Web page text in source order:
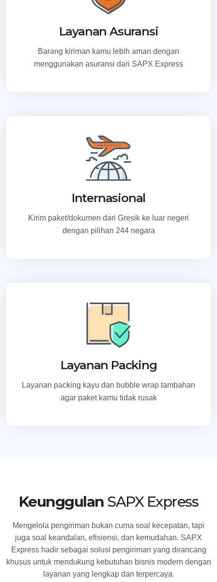
Layanan Asuransi
Barang kiriman kamu lebih aman dengan
menggunakan asuransi dari SAPX Express
Internasional
Kirim paket/dokumen dari Gresik ke luar negeri
dengan pilihan 244 negara
Layanan Packing
Layanan packing kayu dan bubble wrap tambahan
agar paket kamu tidak rusak
Keunggulan SAPX Express
Mengelola pengiriman bukan cuma soal kecepatan, tapi
juga soal keandalan, efisiensi, dan kemudahan. SAPX
Express hadir sebagai solusi pengiriman yang dirancang
khusus untuk mendukung kebutuhan bisnis modern dengan
layanan yang lengkap dan terpercaya.